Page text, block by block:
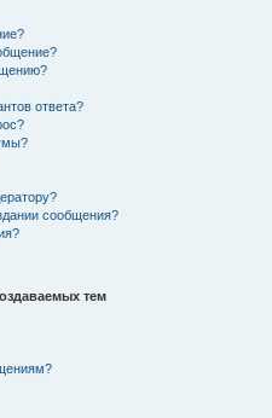
ответа?
сообщения?
тем